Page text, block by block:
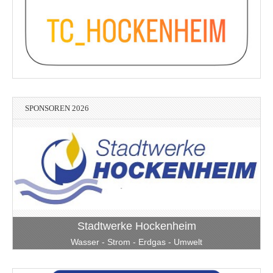
SPONSOREN 2026
Stadtwerke Hockenheim
Wasser - Strom - Erdgas - Umwelt